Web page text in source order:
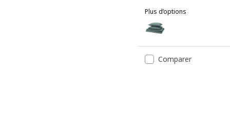
Plus d’options
NATTJASMIN
Option: NATTJASMIN,
Option: NATTJASMIN,
Comparer